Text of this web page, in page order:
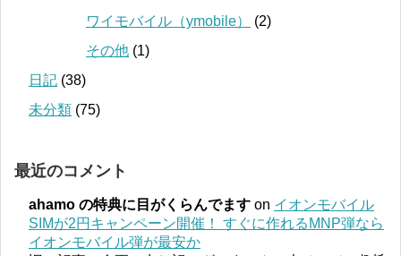
ワイモバイル（ymobile）
(2)
その他 (1)
日記 (38)
未分類 (75)
最近のコメント
ahamo の特典に目がくらんでます on イオンモバイル
SIMが2円キャンペーン開催！ すぐに作れるMNP弾なら
イオンモバイル弾が最安か